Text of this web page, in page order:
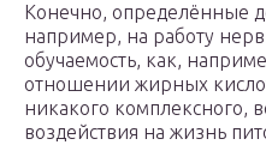
Конечно, определённые
например, на работу
обучаемость, как,
отношении жирных
никакого комплексного,
воздействия на жизнь